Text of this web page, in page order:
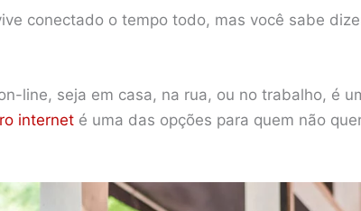
conectado o tempo todo, mas você sabe
line, seja em casa, na rua, ou no trabalho, é
internet é uma das opções para quem não